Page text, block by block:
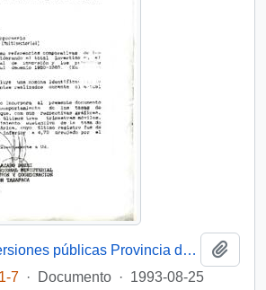
[Fax: informe inversiones públicas Provincia de Arica]
7 · Documento · 1993-08-25